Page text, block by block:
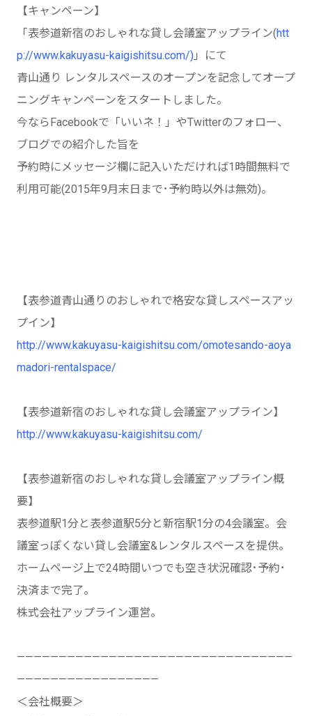
【キャンペーン】
「表参道新宿のおしゃれな貸し会議室アップライン(htt
p://www.kakuyasu-kaigishitsu.com/) 」にて
青山通り レンタルスペースのオープンを記念してオープ
ニングキャンペーンをスタートしました。
今ならFacebookで「いいネ！」やTwitterのフォロー、
ブログでの紹介した旨を
予約時にメッセージ欄に記入いただければ1時間無料で
利用可能(2015年9月末日まで･予約時以外は無効)。
【表参道青山通りのおしゃれで格安な貸しスペースアッ
プイン】
http://www.kakuyasu-kaigishitsu.com/omotesando-aoya
madori-rentalspace/
【表参道新宿のおしゃれな貸し会議室アップライン】
http://www.kakuyasu-kaigishitsu.com/
【表参道新宿のおしゃれな貸し会議室アップライン概
要】
表参道駅1分と表参道駅5分と新宿駅1分の4会議室。会
議室っぽくない貸し会議室&レンタルスペースを提供。
ホームページ上で24時間いつでも空き状況確認･予約･
決済まで完了。
株式会社アップライン運営。
—————————————————————————————————
—————————————————
＜会社概要＞